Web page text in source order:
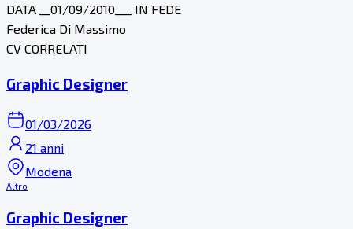
DATA __01/09/2010___ IN FEDE
Federica Di Massimo
CV CORRELATI
Graphic Designer
01/03/2026
21 anni
Modena
Altro
Graphic Designer